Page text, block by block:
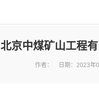
北京中煤矿山工程
作者： 日期：2023年